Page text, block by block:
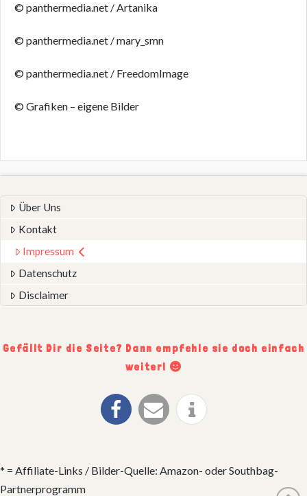
© panthermedia.net / Artanika
© panthermedia.net / mary_smn
© panthermedia.net / FreedomImage
© Grafiken – eigene Bilder
Über Uns
Kontakt
Impressum
Datenschutz
Disclaimer
Gefällt Dir die Seite? Dann empfehle sie doch einfach
weiter!
* = Affiliate-Links / Bilder-Quelle: Amazon- oder Southbag-
Partnerprogramm